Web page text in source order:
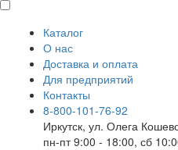
Каталог
О нас
Доставка и оплата
Для предприятий
Контакты
8-800-101-76-92
Иркутск, ул. Олега
пн-пт 9:00 - 18:00, сб